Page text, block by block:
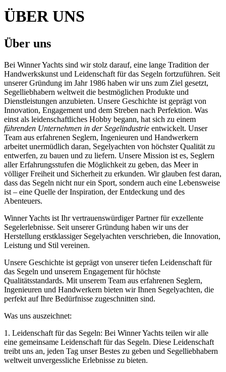
ÜBER UNS
Über uns
Bei Winner Yachts sind wir stolz darauf, eine lange Tradition der
Handwerkskunst und Leidenschaft für das Segeln fortzuführen. Seit
unserer Gründung im Jahr 1986 haben wir uns zum Ziel gesetzt,
Segelliebhabern weltweit die bestmöglichen Produkte und
Dienstleistungen anzubieten. Unsere Geschichte ist geprägt von
Innovation, Engagement und dem Streben nach Perfektion. Was
einst als leidenschaftliches Hobby begann, hat sich zu einem
führenden Unternehmen in der Segelindustrie entwickelt. Unser
Team aus erfahrenen Seglern, Ingenieuren und Handwerkern
arbeitet unermüdlich daran, Segelyachten von höchster Qualität zu
entwerfen, zu bauen und zu liefern. Unsere Mission ist es, Seglern
aller Erfahrungsstufen die Möglichkeit zu geben, das Meer in
völliger Freiheit und Sicherheit zu erkunden. Wir glauben fest daran,
dass das Segeln nicht nur ein Sport, sondern auch eine Lebensweise
ist – eine Quelle der Inspiration, der Entdeckung und des
Abenteuers.
Winner Yachts ist Ihr vertrauenswürdiger Partner für exzellente
Segelerlebnisse. Seit unserer Gründung haben wir uns der
Herstellung erstklassiger Segelyachten verschrieben, die Innovation,
Leistung und Stil vereinen.
Unsere Geschichte ist geprägt von unserer tiefen Leidenschaft für
das Segeln und unserem Engagement für höchste
Qualitätsstandards. Mit unserem Team aus erfahrenen Seglern,
Ingenieuren und Handwerkern bieten wir Ihnen Segelyachten, die
perfekt auf Ihre Bedürfnisse zugeschnitten sind.
Was uns auszeichnet:
1. Leidenschaft für das Segeln: Bei Winner Yachts teilen wir alle
eine gemeinsame Leidenschaft für das Segeln. Diese Leidenschaft
treibt uns an, jeden Tag unser Bestes zu geben und Segelliebhabern
weltweit unvergessliche Erlebnisse zu bieten.